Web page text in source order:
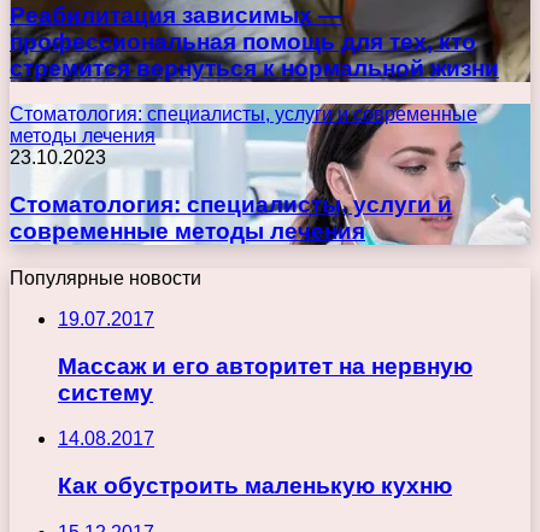
Реабилитация зависимых —
профессиональная помощь для тех, кто
стремится вернуться к нормальной жизни
Стоматология: специалисты, услуги и современные
методы лечения
23.10.2023
Стоматология: специалисты, услуги и
современные методы лечения
Популярные новости
19.07.2017
Массаж и его авторитет на нервную
систему
14.08.2017
Как обустроить маленькую кухню